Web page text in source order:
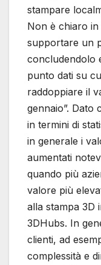
stampare
Non è chiaro
supportare un
concludendolo
punto dati su
raddoppiare il
gennaio”. Dato
in termini di
in generale i
aumentati
quando più
valore più
alla stampa 3D
3DHubs. In
clienti, ad
complessità e